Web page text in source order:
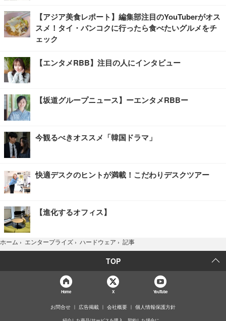
【アジア美食レポート】編集部注目のYouTuberがオス
スメ！タイ・バンコクに行ったら食べたいグルメをチ
ェック
【エンタメRBB】注目の人にインタビュー
【坂道グループニュース】ーエンタメRBBー
今観るべきオススメ「韓国ドラマ」
快適デスクのヒントが満載！こだわりデスクツアー
【進化するオフィス】
ホーム › エンタープライズ › ハードウェア › 記事
TOP
Home X YouTube
お問合せ 広告掲載 会社概要 個人情報保護方針